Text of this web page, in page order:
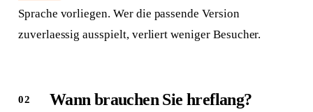
Sprache vorliegen. Wer die passende Version
zuverlaessig ausspielt, verliert weniger Besucher.
Wann brauchen Sie hreflang?